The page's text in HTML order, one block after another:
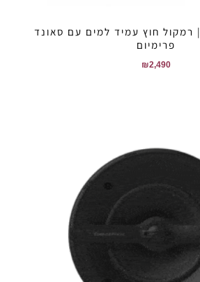
ELAC OD-M61 | רמקול חוץ עמיד למים עם סאונד
פרימיום
₪2,490